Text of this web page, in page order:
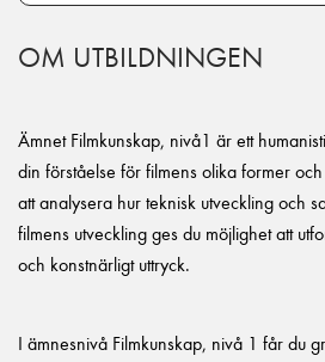
OM UTBILDNINGEN
Ämnet Filmkunskap, nivå1 är ett
din förståelse för filmens olika former
att analysera hur teknisk utveckling och
filmens utveckling ges du möjlighet att
och konstnärligt uttryck.
I ämnesnivå Filmkunskap, nivå 1 får du